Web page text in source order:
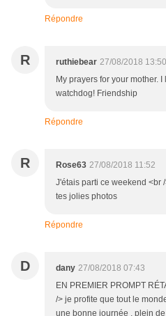
Répondre
R ruthiebear 27/08/2018 13:50
My prayers for your mother.
watchdog! Friendship
Répondre
R Rose63 27/08/2018 11:52
J'étais parti ce weekend <br
tes jolies photos
Répondre
D dany 27/08/2018 07:43
EN PREMIER PROMPT
/> je profite que tout le
une bonne journée , plein